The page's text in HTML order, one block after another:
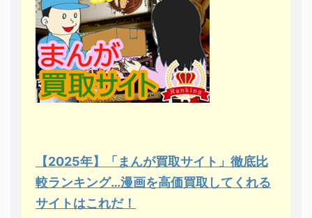
【2025年】「まんが買取サイト」徹底比
較ランキング…漫画を高価買取してくれる
サイトはこれだ！